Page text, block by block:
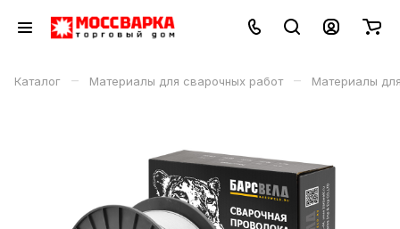
Каталог – Материалы для сварочных работ – Материалы